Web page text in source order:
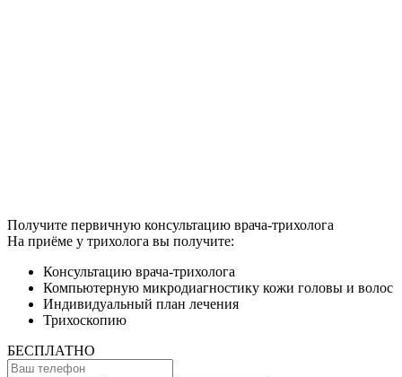
Получите первичную консультацию врача-трихолога
На приёме у трихолога вы получите:
Консультацию врача-трихолога
Компьютерную микродиагностику кожи головы и волос
Индивидуальный план лечения
Трихоскопию
БЕСПЛАТНО